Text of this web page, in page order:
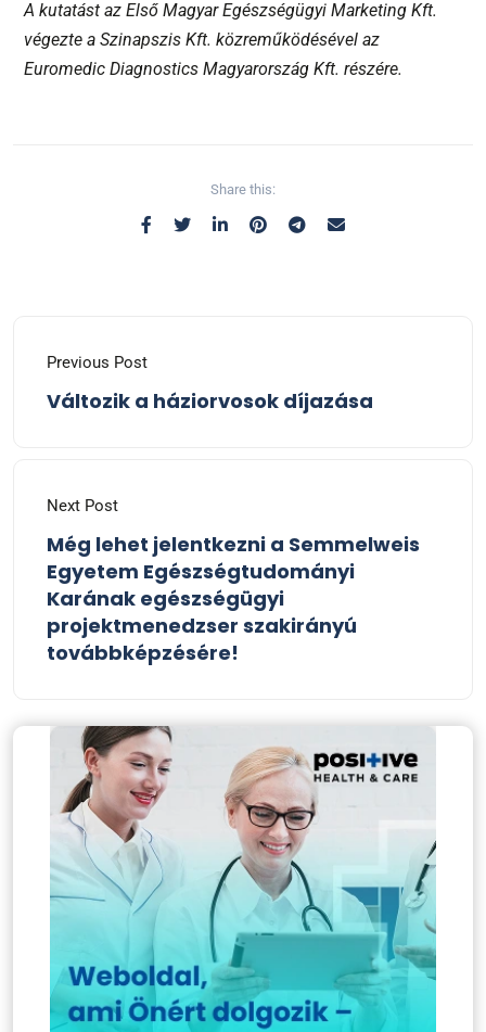
A kutatást az Első Magyar Egészségügyi Marketing Kft.
végezte a Szinapszis Kft. közreműködésével az
Euromedic Diagnostics Magyarország Kft. részére.
Share this:
Previous Post
Változik a háziorvosok díjazása
Next Post
Még lehet jelentkezni a Semmelweis
Egyetem Egészségtudományi
Karának egészségügyi
projektmenedzser szakirányú
továbbképzésére!